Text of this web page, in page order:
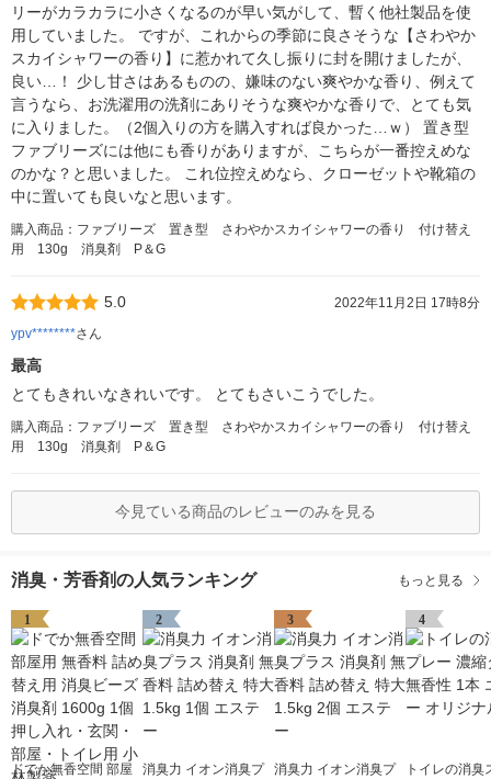
リーがカラカラに小さくなるのが早い気がして、暫く他社製品を使
用していました。 ですが、これからの季節に良さそうな【さわやか
スカイシャワーの香り】に惹かれて久し振りに封を開けましたが、
良い…！ 少し甘さはあるものの、嫌味のない爽やかな香り、例えて
言うなら、お洗濯用の洗剤にありそうな爽やかな香りで、とても気
に入りました。（2個入りの方を購入すれば良かった…ｗ） 置き型
ファブリーズには他にも香りがありますが、こちらが一番控えめな
のかな？と思いました。 これ位控えめなら、クローゼットや靴箱の
中に置いても良いなと思います。
購入商品：ファブリーズ 置き型 さわやかスカイシャワーの香り 付け替え
用 130g 消臭剤 P＆G
5.0
2022年11月2日 17時8分
ypv********さん
最高
とてもきれいなきれいです。 とてもさいこうでした。
購入商品：ファブリーズ 置き型 さわやかスカイシャワーの香り 付け替え
用 130g 消臭剤 P＆G
今見ている商品のレビューのみを見る
消臭・芳香剤の人気ランキング もっと見る
1
ドでか無香空間 部屋
2
消臭力 イオン消臭プ
3
消臭力 イオン消臭プ
4
トイレの消臭